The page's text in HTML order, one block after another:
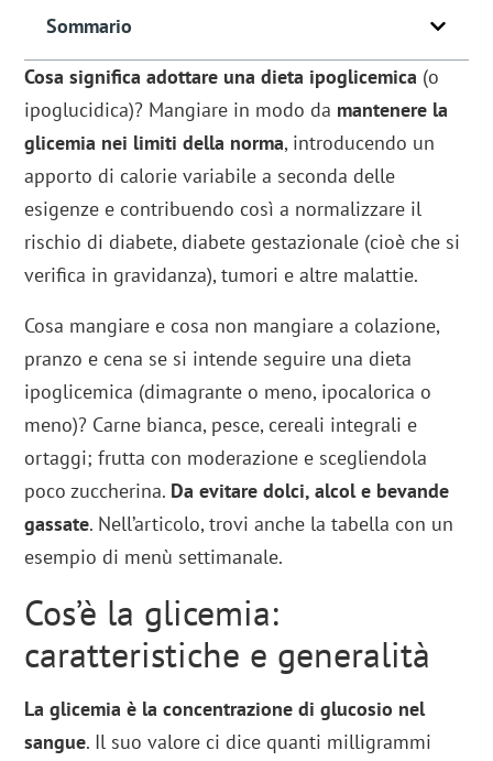
Sommario
Cosa significa adottare una dieta ipoglicemica (o
ipoglucidica)? Mangiare in modo da mantenere la
glicemia nei limiti della norma, introducendo un
apporto di calorie variabile a seconda delle
esigenze e contribuendo così a normalizzare il
rischio di diabete, diabete gestazionale (cioè che si
verifica in gravidanza), tumori e altre malattie.
Cosa mangiare e cosa non mangiare a colazione,
pranzo e cena se si intende seguire una dieta
ipoglicemica (dimagrante o meno, ipocalorica o
meno)? Carne bianca, pesce, cereali integrali e
ortaggi; frutta con moderazione e scegliendola
poco zuccherina. Da evitare dolci, alcol e bevande
gassate. Nell’articolo, trovi anche la tabella con un
esempio di menù settimanale.
Cos’è la glicemia:
caratteristiche e generalità
La glicemia è la concentrazione di glucosio nel
sangue. Il suo valore ci dice quanti milligrammi